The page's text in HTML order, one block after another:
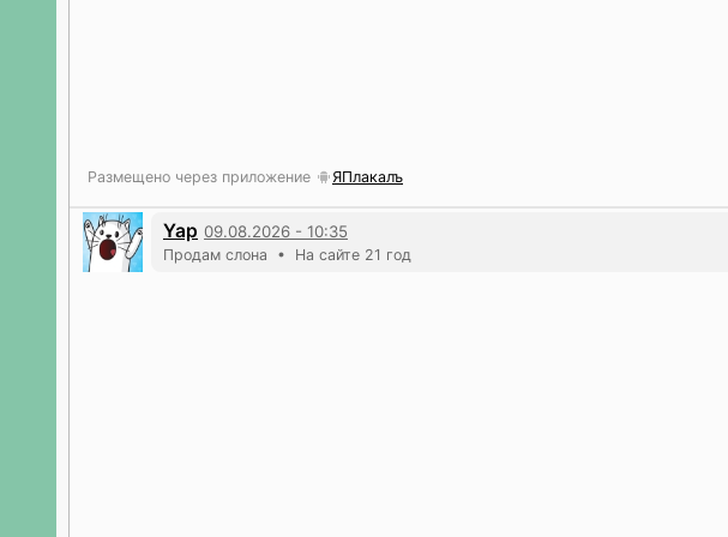
Размещено через приложение ЯПлакалъ
Yap 09.08.2026 - 10:35
Продам слона • На сайте 21 год